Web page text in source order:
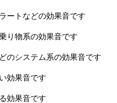
ートなどの効果音です
り物系の効果音です
のシステム系の効果音です
効果音です
効果音です